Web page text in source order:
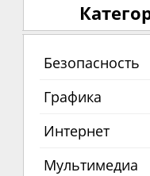
Безопасность
Графика
Интернет
Мультимедиа